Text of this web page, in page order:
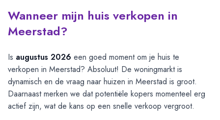
Wanneer mijn huis verkopen in
Meerstad?
Is augustus 2026 een goed moment om je huis te
verkopen in Meerstad? Absoluut! De woningmarkt is
dynamisch en de vraag naar huizen in Meerstad is groot.
Daarnaast merken we dat potentiële kopers momenteel erg
actief zijn, wat de kans op een snelle verkoop vergroot.